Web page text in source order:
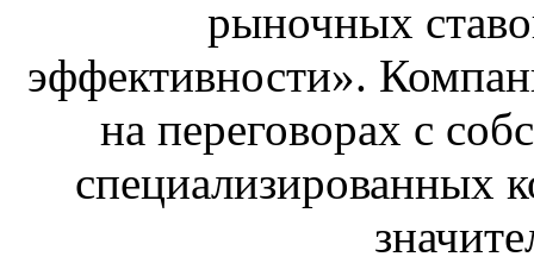
рыночных
эффективности».
на переговорах с
специализированных